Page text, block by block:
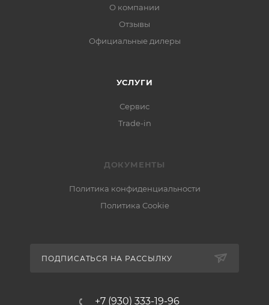
О компании
Отзывы
Официальные дилеры
УСЛУГИ
Сервис
Trade-in
ДОКУМЕНТЫ
Политика конфиденциальности
Политика Cookie
ПОДПИСАТЬСЯ НА РАССЫЛКУ
+7 (930) 333-19-96